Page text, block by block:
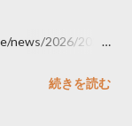
news/2026/2026
続きを読む